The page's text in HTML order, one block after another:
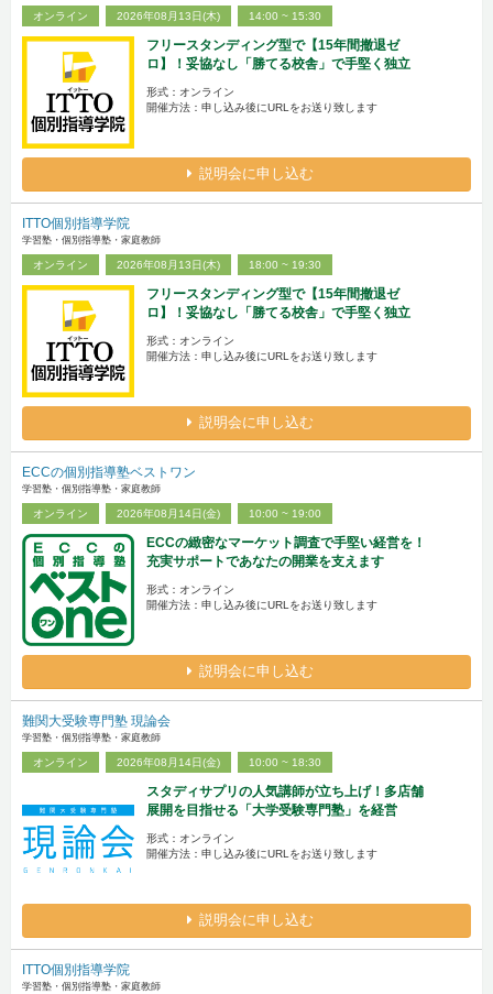
オンライン 2026年08月13日(木) 14:00 ~ 15:30
フリースタンディング型で【15年間撤退ゼ
ロ】！妥協なし「勝てる校舎」で手堅く独立
形式：オンライン
開催方法：申し込み後にURLをお送り致します
説明会に申し込む
ITTO個別指導学院
学習塾・個別指導塾・家庭教師
オンライン 2026年08月13日(木) 18:00 ~ 19:30
フリースタンディング型で【15年間撤退ゼ
ロ】！妥協なし「勝てる校舎」で手堅く独立
形式：オンライン
開催方法：申し込み後にURLをお送り致します
説明会に申し込む
ECCの個別指導塾ベストワン
学習塾・個別指導塾・家庭教師
オンライン 2026年08月14日(金) 10:00 ~ 19:00
ECCの緻密なマーケット調査で手堅い経営を！
充実サポートであなたの開業を支えます
形式：オンライン
開催方法：申し込み後にURLをお送り致します
説明会に申し込む
難関大受験専門塾 現論会
学習塾・個別指導塾・家庭教師
オンライン 2026年08月14日(金) 10:00 ~ 18:30
スタディサプリの人気講師が立ち上げ！多店舗
展開を目指せる「大学受験専門塾」を経営
形式：オンライン
開催方法：申し込み後にURLをお送り致します
説明会に申し込む
ITTO個別指導学院
学習塾・個別指導塾・家庭教師